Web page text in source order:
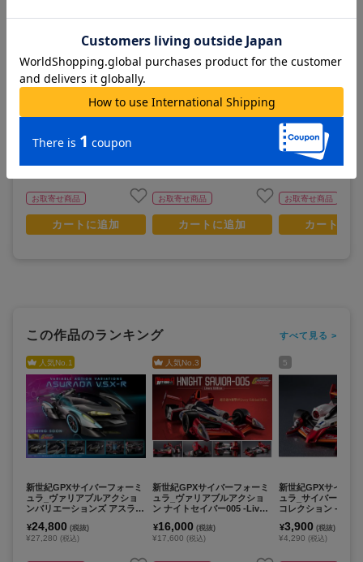
新世紀GPXサイバーフォーミ
ラコレクション -Heritage Edi
tion- スーパーアスラーダAK
お取寄せ商品
カートに追加
新世紀GPXサイバーフォーミ
お取寄せ商品
カートに追加
新世紀GPXサイバー
ュラ_サイバーフォ
コレクション -
on- イシュザーク
3,800 (税抜)
お取寄せ商品
カートに
この作品のランキング すべて見る >
人気No. 1
新世紀GPXサイバーフォーミ
ュラ_ヴァリアブルアクショ
ンバリエーションズ アスラー
¥24,800 (税抜)
¥27,280 (税込)
人気No. 3
新世紀GPXサイバーフォーミ
ュラ_ヴァリアブルアクショ
ン ナイトセイバー005 -Livery
¥16,000 (税抜)
¥17,600 (税込)
5
新世紀GPXサイバー
ュラ_サイバーフォ
コレクション -
¥3,900 (税抜)
¥4,290 (税込)